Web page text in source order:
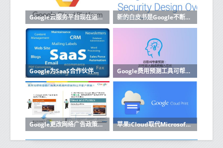
Google云服务平台现在运行内部部署 新的白皮书是Google不断努力使其云计算运营更加透明的一部分
Google为SaaS合作伙伴启动了新的云计划 Google费用预测工具可帮助企业改善预算云成本
Google更改网络广告政策以符合欧盟的GDPR 苹果iCloud取代Microsoft Azure缺席Google Cloud